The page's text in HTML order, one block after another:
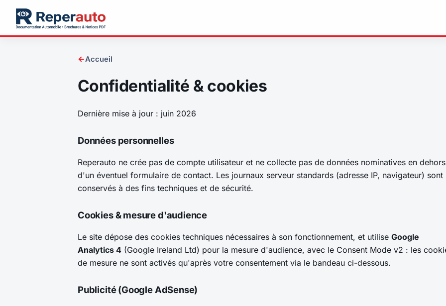
←Accueil
Confidentialité & cookies
Dernière mise à jour : juin 2026
Données personnelles
Reperauto ne crée pas de compte utilisateur et ne collecte pas de données nominatives en dehors
d'un éventuel formulaire de contact. Les journaux serveur standards (adresse IP, navigateur) sont
conservés à des fins techniques et de sécurité.
Cookies & mesure d'audience
Le site dépose des cookies techniques nécessaires à son fonctionnement, et utilise Google
Analytics 4 (Google Ireland Ltd) pour la mesure d'audience, avec le Consent Mode v2 : les
de mesure ne sont activés qu'après votre consentement via le bandeau ci-dessous.
Publicité (Google AdSense)